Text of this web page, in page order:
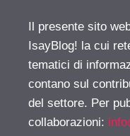
Il presente sito
IsayBlog! la cui
tematici di
contano sul
del settore. Per
collaborazioni: